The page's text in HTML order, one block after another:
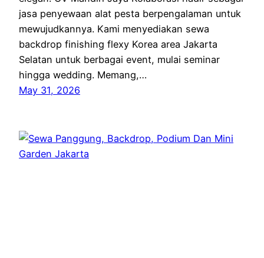
jasa penyewaan alat pesta berpengalaman untuk
mewujudkannya. Kami menyediakan sewa
backdrop finishing flexy Korea area Jakarta
Selatan untuk berbagai event, mulai seminar
hingga wedding. Memang,…
May 31, 2026